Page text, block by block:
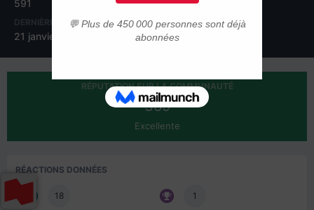
591 19 mars 2010
DERNIÈRE VISITE
21 janvier 2022
JOURS GAGNÉS
3
RÉPUTATION SUR LA COMMUNAUTÉ
369
Excellente
RÉACTIONS DONNÉES
18 1